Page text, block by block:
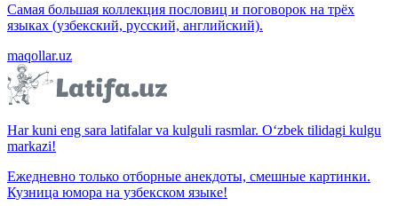
Самая большая коллекция пословиц и поговорок на трёх
языках (узбекский, русский, английский).
maqollar.uz
Har kuni eng sara latifalar va kulguli rasmlar. O‘zbek tilidagi kulgu
markazi!
Ежедневно только отборные анекдоты, смешные картинки.
Кузница юмора на узбекском языке!